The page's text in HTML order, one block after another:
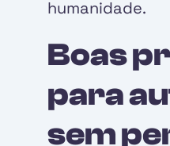
humanidade.
Boas
para
sem